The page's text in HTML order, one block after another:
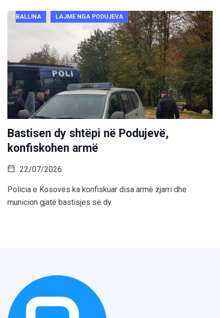
BALLINA LAJME NGA PODUJEVA
Bastisen dy shtëpi në Podujevë,
konfiskohen armë
22/07/2026
Policia e Kosovës ka konfiskuar disa armë zjarri dhe
municion gjatë bastisjes së dy